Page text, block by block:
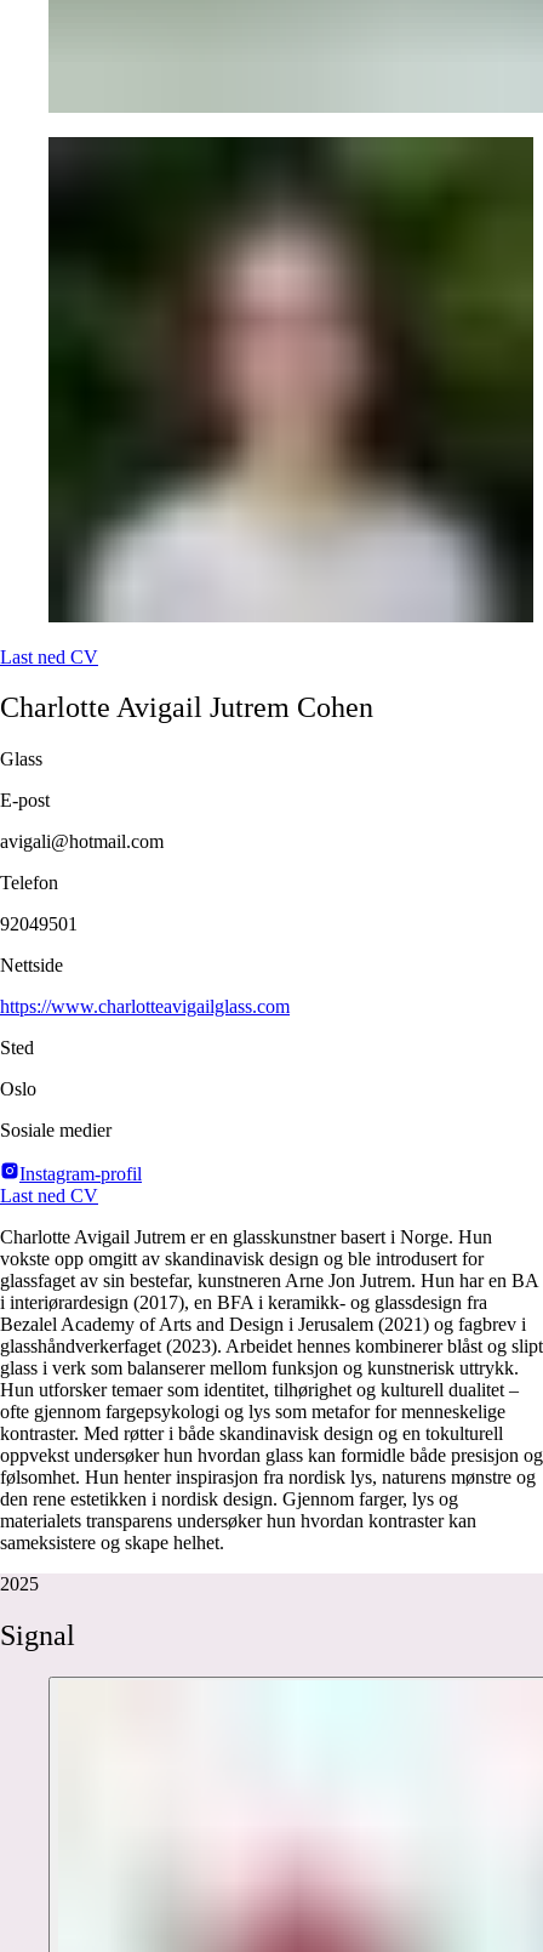
Last ned CV
Charlotte Avigail Jutrem Cohen
Glass
E-post
avigali@hotmail.com
Telefon
92049501
Nettside
https://www.charlotteavigailglass.com
Sted
Oslo
Sosiale medier
Instagram-profil
Last ned CV
Charlotte Avigail Jutrem er en glasskunstner basert i Norge. Hun
vokste opp omgitt av skandinavisk design og ble introdusert for
glassfaget av sin bestefar, kunstneren Arne Jon Jutrem. Hun har en BA
i interiørardesign (2017), en BFA i keramikk- og glassdesign fra
Bezalel Academy of Arts and Design i Jerusalem (2021) og fagbrev i
glasshåndverkerfaget (2023). Arbeidet hennes kombinerer blåst og slipt
glass i verk som balanserer mellom funksjon og kunstnerisk uttrykk.
Hun utforsker temaer som identitet, tilhørighet og kulturell dualitet –
ofte gjennom fargepsykologi og lys som metafor for menneskelige
kontraster. Med røtter i både skandinavisk design og en tokulturell
oppvekst undersøker hun hvordan glass kan formidle både presisjon og
følsomhet. Hun henter inspirasjon fra nordisk lys, naturens mønstre og
den rene estetikken i nordisk design. Gjennom farger, lys og
materialets transparens undersøker hun hvordan kontraster kan
sameksistere og skape helhet.
2025
Signal